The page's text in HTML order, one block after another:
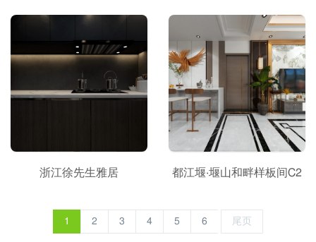
浙江徐先生雅居 都江堰·堰山和畔样板间C2
1 2 3 4 5 6 尾页